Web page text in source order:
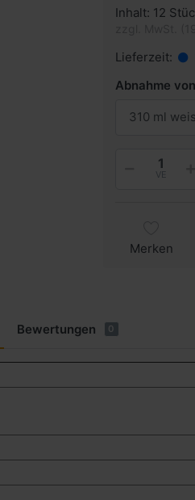
Inhalt: 12
Lieferzeit:
Abnahme von
310 ml
VE
Merken
Bewertungen 0